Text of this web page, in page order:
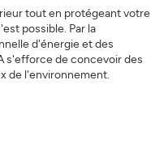
tout en protégeant votre
possible. Par la
d'énergie et des
s'efforce de concevoir des
de l'environnement.